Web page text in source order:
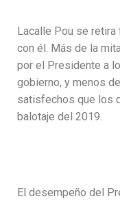
Lacalle Pou se
con él. Más de la
por el Presidente a
gobierno, y menos
satisfechos que los
balotaje del 2019.
El desempeño del